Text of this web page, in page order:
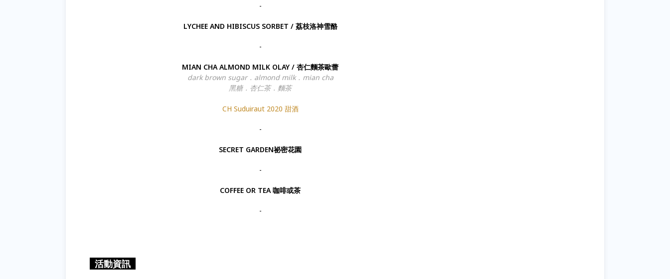
-
LYCHEE AND HIBISCUS SORBET / 荔枝洛神雪酪
-
MIAN CHA ALMOND MILK OLAY / 杏仁麵茶歐蕾
dark brown sugar．almond milk．mian cha
黑糖．杏仁茶．麵茶
CH Suduiraut 2020 甜酒
-
SECRET GARDEN祕密花園
-
COFFEE OR TEA 咖啡或茶
-
活動資訊